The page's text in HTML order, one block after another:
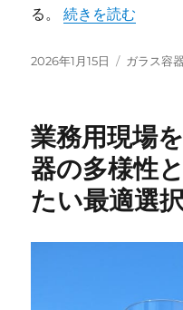
る。“業務用現場を支
続きを読む
投
2026年1月15日
カ
ー
ガラス容器
業務用現場
器の多様性
たい最適選